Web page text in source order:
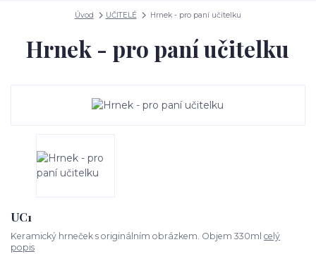
Úvod UČITELÉ Hrnek - pro paní učitelku
Hrnek - pro paní učitelku
UC1
Keramický hrneček s originálním obrázkem. Objem 330ml celý
popis